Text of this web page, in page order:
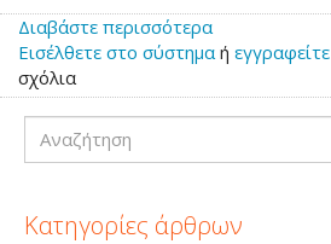
Διαβάστε περισσότερα
το
#50
Εισέλθετε στο σύστημα ή εγγραφείτε
σχόλια
Αναζήτηση
Κατηγορίες άρθρων